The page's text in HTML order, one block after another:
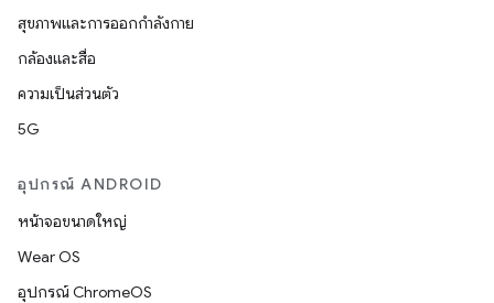
สุขภาพและการออกกำลังกาย
กล้องและสื่อ
ความเป็นส่วนตัว
5G
อุปกรณ์ ANDROID
หน้าจอขนาดใหญ่
Wear OS
อุปกรณ์ ChromeOS